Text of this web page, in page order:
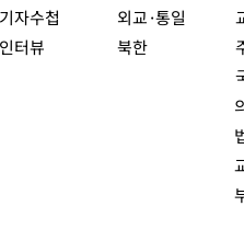
자수첩
터뷰
외교·통일
북한